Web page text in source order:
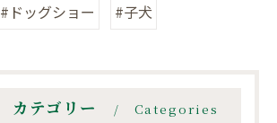
#ドッグショー
#子犬
カテゴリー Categories